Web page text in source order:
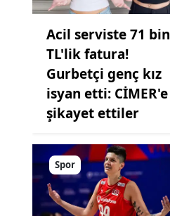
Acil serviste 71 bin
TL'lik fatura!
Gurbetçi genç kız
isyan etti: CİMER'e
şikayet ettiler
Spor